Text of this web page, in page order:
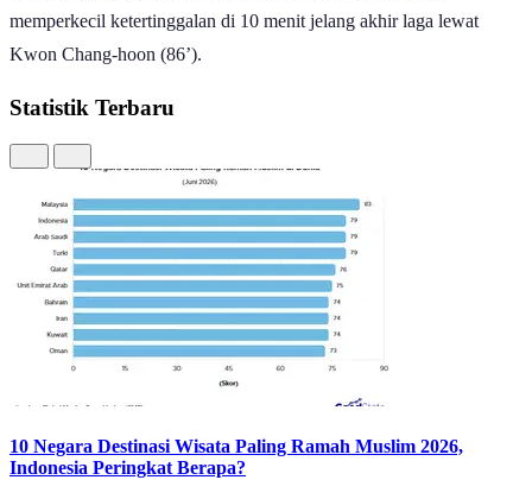
memperkecil ketertinggalan di 10 menit jelang akhir laga lewat
Kwon Chang-hoon (86’).
Statistik Terbaru
10 Negara Destinasi Wisata Paling Ramah Muslim 2026,
Indonesia Peringkat Berapa?